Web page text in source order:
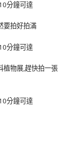
要拍好拍滿
植物展,趕快拍一張